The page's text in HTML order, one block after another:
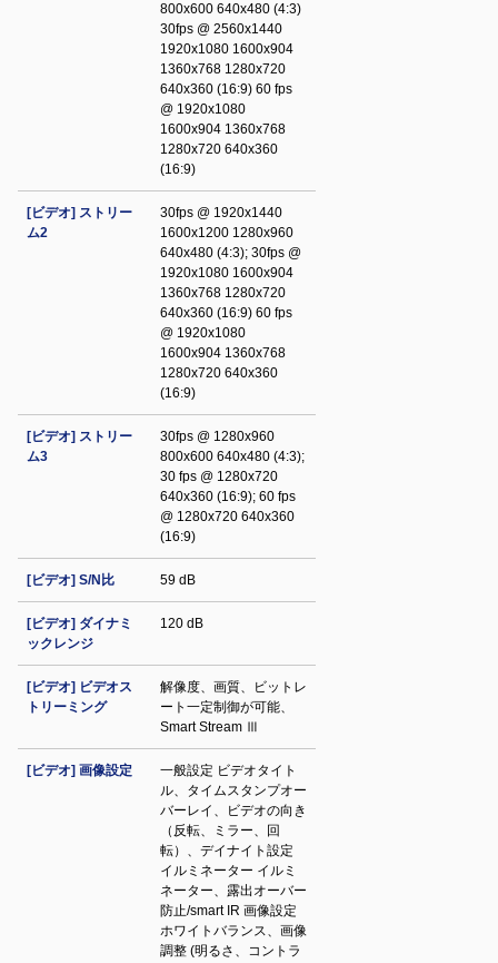
800x600 640x480 (4:3)
30fps @ 2560x1440
1920x1080 1600x904
1360x768 1280x720
640x360 (16:9) 60 fps
@ 1920x1080
1600x904 1360x768
1280x720 640x360
(16:9)
[ビデオ] ストリー
ム2
30fps @ 1920x1440
1600x1200 1280x960
640x480 (4:3); 30fps @
1920x1080 1600x904
1360x768 1280x720
640x360 (16:9) 60 fps
@ 1920x1080
1600x904 1360x768
1280x720 640x360
(16:9)
[ビデオ] ストリー
ム3
30fps @ 1280x960
800x600 640x480 (4:3);
30 fps @ 1280x720
640x360 (16:9); 60 fps
@ 1280x720 640x360
(16:9)
[ビデオ] S/N比 59 dB
[ビデオ] ダイナミ
ックレンジ
120 dB
[ビデオ] ビデオス
トリーミング
解像度、画質、ビットレ
ート一定制御が可能、
Smart Stream Ⅲ
[ビデオ] 画像設定
一般設定 ビデオタイト
ル、タイムスタンプオー
バーレイ、ビデオの向き
（反転、ミラー、回
転）、デイナイト設定
イルミネーター イルミ
ネーター、露出オーバー
防止/smart IR 画像設定
ホワイトバランス、画像
調整 (明るさ、コントラ